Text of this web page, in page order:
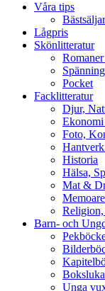
Våra tips
Lågpris
Skönlitteratur
Pocket
Facklitteratur
Djur,
Foto,
Historia
Hälsa,
Mat &
Barn- och
Unga